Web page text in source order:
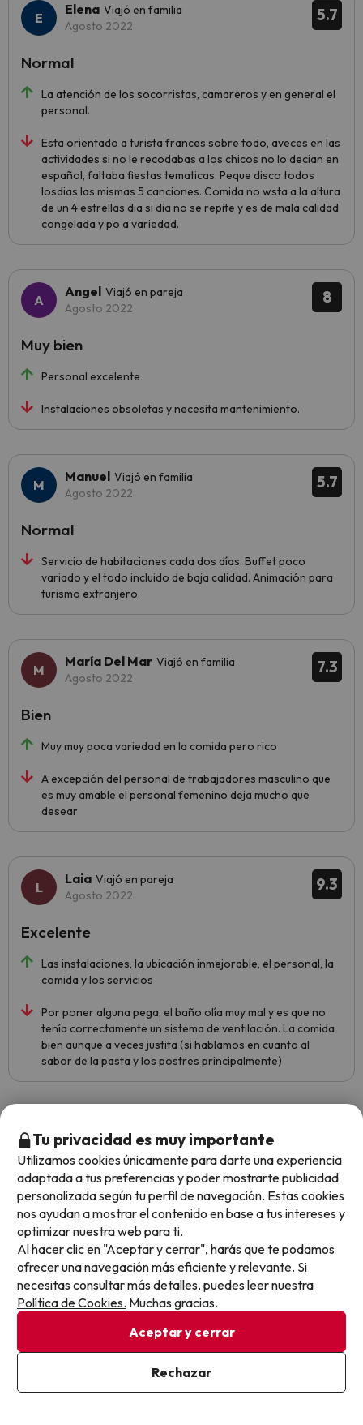
5.7
Elena Viajó en familia
Agosto 2022
La atención de los socorristas, camareros y en general el
personal.
Esta orientado a turista frances sobre todo, aveces en las
actividades si no le recodabas a los chicos no lo decian en
español, faltaba fiestas tematicas. Peque disco todos
losdias las mismas 5 canciones. Comida no wsta a la altura
de un 4 estrellas dia si dia no se repite y es de mala calidad
congelada y po a variedad.
Normal
8
Angel Viajó en pareja
Agosto 2022
Personal excelente
Instalaciones obsoletas y necesita mantenimiento.
Muy bien
5.7
Manuel Viajó en familia
Agosto 2022
Servicio de habitaciones cada dos días. Buffet poco
variado y el todo incluido de baja calidad. Animación para
turismo extranjero.
Normal
7.3
María Del Mar Viajó en familia
Agosto 2022
Muy muy poca variedad en la comida pero rico
A excepción del personal de trabajadores masculino que
es muy amable el personal femenino deja mucho que
desear
Bien
9.3
Laia Viajó en pareja
Agosto 2022
Las instalaciones, la ubicación inmejorable, el personal, la
comida y los servicios
Por poner alguna pega, el baño olía muy mal y es que no
tenía correctamente un sistema de ventilación. La comida
bien aunque a veces justita (si hablamos en cuanto al
sabor de la pasta y los postres principalmente)
Excelente
Opiniones sobre buscounchollo.com
Trustpilot BuscoUnChollo.com
4.7 sobre 5 basado en 5595 valoraciones
Tu privacidad es muy importante
Utilizamos cookies únicamente para darte una experiencia
adaptada a tus preferencias y poder mostrarte publicidad
personalizada según tu perfil de navegación. Estas cookies
nos ayudan a mostrar el contenido en base a tus intereses y
optimizar nuestra web para ti.
Al hacer clic en "Aceptar y cerrar", harás que te podamos
ofrecer una navegación más eficiente y relevante. Si
necesitas consultar más detalles, puedes leer nuestra
Política de Cookies. Muchas gracias.
Aceptar y cerrar
Rechazar